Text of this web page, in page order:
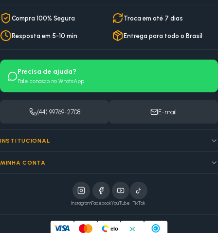
Compra 100% Segura Troca em até 7 dias
Resposta em 5-10 min Entrega para todo o Brasil
Precisa de ajuda?
Fale conosco no WhatsApp
(44) 99769-2708 E-mail
INSTITUCIONAL
MINHA CONTA
InstagramFacebookYouTube TikTok
elo